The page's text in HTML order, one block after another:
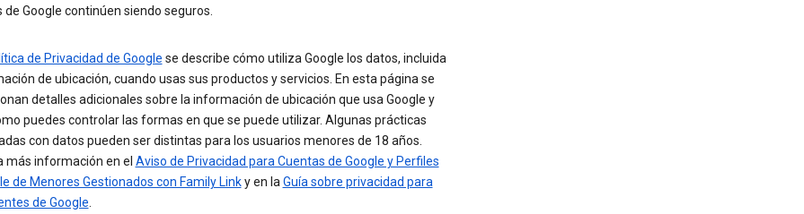
de Google continúen siendo seguros.
de Privacidad de Google se describe cómo utiliza Google los datos, incluida
de ubicación, cuando usas sus productos y servicios. En esta página se
detalles adicionales sobre la información de ubicación que usa Google y
puedes controlar las formas en que se puede utilizar. Algunas prácticas
con datos pueden ser distintas para los usuarios menores de 18 años.
más información en el Aviso de Privacidad para Cuentas de Google y Perfiles
de Menores Gestionados con Family Linky en la Guía sobre privacidad para
de Google